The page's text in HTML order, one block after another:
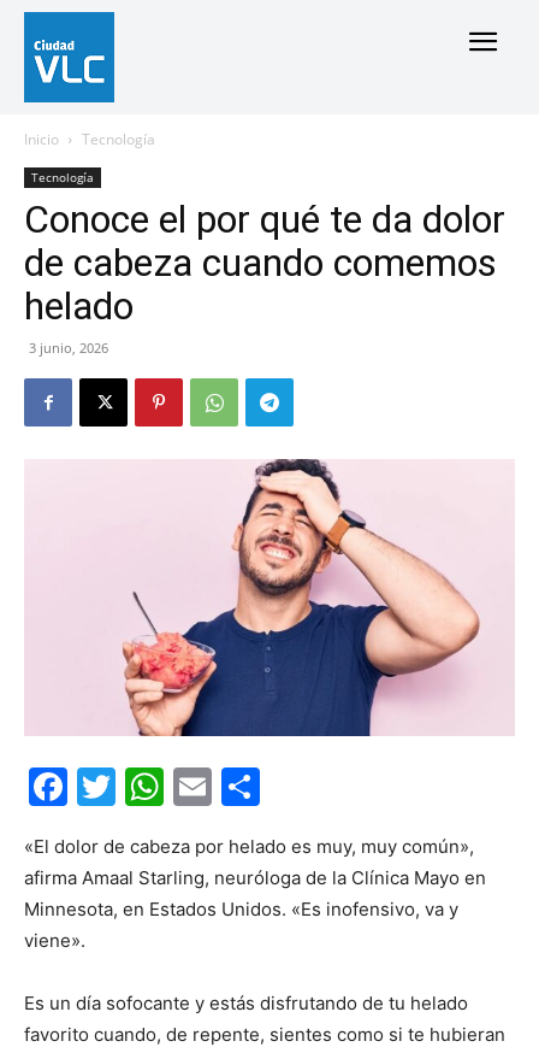
Inicio Tecnología
Tecnología
Conoce el por qué te da dolor
de cabeza cuando comemos
helado
3 junio, 2026
Facebook
Twitter
WhatsApp
Email
«El dolor de cabeza por helado es muy, muy común»,
afirma Amaal Starling, neuróloga de la Clínica Mayo en
Minnesota, en Estados Unidos. «Es inofensivo, va y
viene».
Es un día sofocante y estás disfrutando de tu helado
favorito cuando, de repente, sientes como si te hubieran